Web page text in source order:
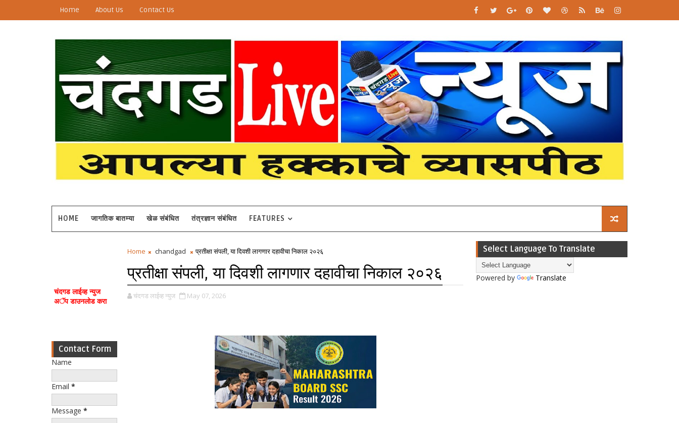
Home About Us Contact Us
HOME जागतिक बातम्या खेळ संबंधित तंत्रज्ञान संबंधित FEATURES
चंदगड लाईव्ह न्युज
अॅप डाउनलोड करा
Contact Form
Name
Email *
Message *
Home chandgad प्रतीक्षा संपली, या दिवशी लागणार दहावीचा निकाल २०२६
प्रतीक्षा संपली, या दिवशी लागणार दहावीचा निकाल २०२६
चंदगड लाईव्ह न्युज May 07, 2026
Select Language To Translate
Powered by Translate